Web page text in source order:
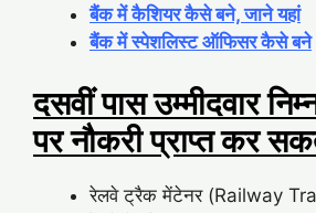
बैंक में कैशियर कैसे बने, जाने यहां
बैंक में स्पेशलिस्ट ऑफिसर कैसे बने
दसवीं पास उम्मीदवार
पर नौकरी प्राप्त कर
रेलवे ट्रैक मेंटेनर (Railway